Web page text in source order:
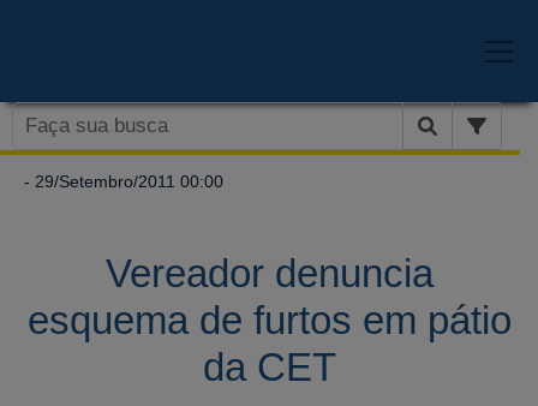
- 29/Setembro/2011 00:00
Vereador denuncia
esquema de furtos em pátio
da CET